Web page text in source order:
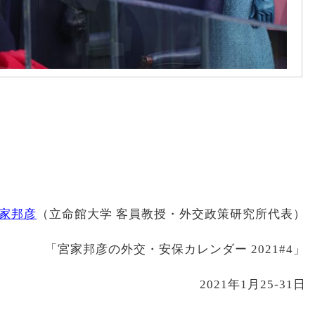
邦彦 （立命館大学 客員教授・外交政策研究所代表）
「宮家邦彦の外交・安保カレンダー 2021#4」
2021年1月25-31日